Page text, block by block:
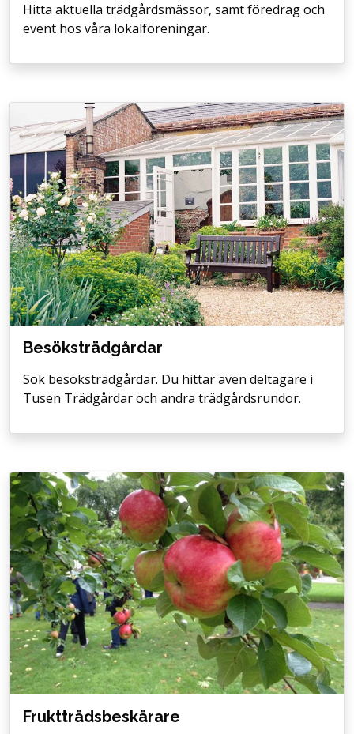
Hitta aktuella trädgårdsmässor, samt föredrag och
event hos våra lokalföreningar.
Besöksträdgårdar
Sök besöksträdgårdar. Du hittar även deltagare i
Tusen Trädgårdar och andra trädgårdsrundor.
Fruktträdsbeskärare